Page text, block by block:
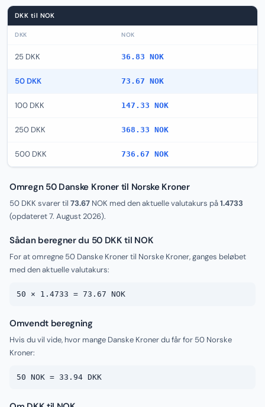
DKK til NOK
DKK NOK
25 DKK 36.83 NOK
50 DKK 73.67 NOK
100 DKK 147.33 NOK
250 DKK 368.33 NOK
500 DKK 736.67 NOK
Omregn 50 Danske Kroner til Norske Kroner
50 DKK svarer til 73.67 NOK med den aktuelle valutakurs på1.4733
(opdateret7. August 2026).
Sådan beregner du 50 DKK til NOK
For at omregne 50 Danske Kroner til Norske Kroner, ganges beløbet
med den aktuelle valutakurs:
50 × 1.4733 = 73.67 NOK
Omvendt beregning
Hvis du vil vide, hvor mange Danske Kroner du får for 50 Norske
Kroner:
50 NOK = 33.94 DKK